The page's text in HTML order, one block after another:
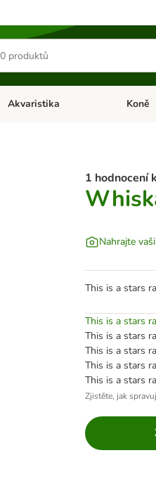
Otevřít menu: Ptáci
Akvaristika Otevřít
Koně
1 hodnocení
Nahrajte
This is a stars
This is a stars
This is a stars
This is a stars
This is a stars
This is a stars
Zjistěte, jak